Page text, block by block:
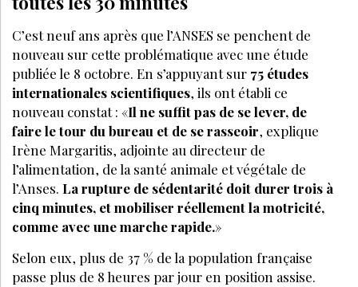
C’est neuf ans après que l’ANSES se penchent de
nouveau sur cette problématique avec une étude
publiée le 8 octobre. En s’appuyant sur 75 études
internationales scientifiques, ils ont établi ce
nouveau constat : «Il ne suffit pas de se lever, de
faire le tour du bureau et de se rasseoir, explique
Irène Margaritis, adjointe au directeur de
l’alimentation, de la santé animale et végétale de
l’Anses. La rupture de sédentarité doit durer trois à
cinq minutes, et mobiliser réellement la motricité,
comme avec une marche rapide.»
Selon eux, plus de 37 % de la population française
passe plus de 8 heures par jour en position assise.